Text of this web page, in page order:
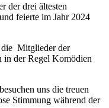
der drei ältesten
feierte im Jahr 2024
die Mitglieder der
in der Regel Komödien
uns die treuen
Stimmung während der